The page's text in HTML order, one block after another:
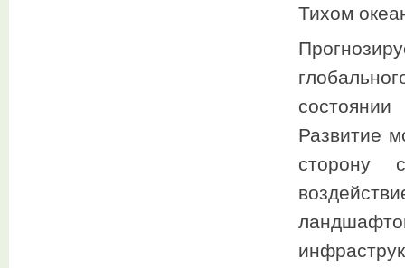
Тихом
Развитие
сторону